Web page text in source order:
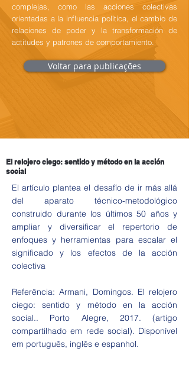
complejas, como las acciones colectivas
orientadas a la influencia política, el cambio de
relaciones de poder y la transformación de
actitudes y patrones de comportamiento.
Voltar para publicações
El relojero ciego: sentido y método en la acción
social
El artículo plantea el desafío de ir más allá
del aparato técnico-metodológico
construido durante los últimos 50 años y
ampliar y diversificar el repertorio de
enfoques y herramientas para escalar el
significado y los efectos de la acción
colectiva
Referência: Armani, Domingos. El relojero
ciego: sentido y método en la acción
social.. Porto Alegre, 2017. (artigo
compartilhado em rede social). Disponível
em português, inglês e espanhol.